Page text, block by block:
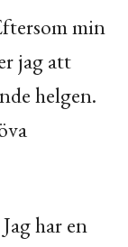
min
jag att
helgen.
har en